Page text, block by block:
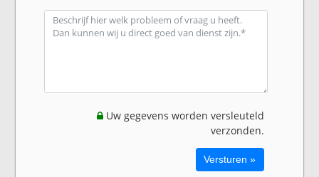
Uw gegevens worden versleuteld
verzonden.